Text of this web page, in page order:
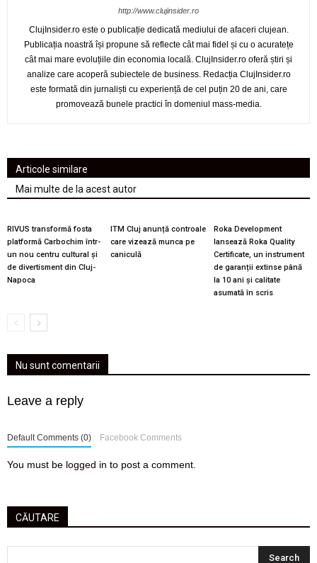
http://www.clujinsider.ro
ClujInsider.ro este o publicație dedicată mediului de afaceri clujean.
Publicația noastră își propune să reflecte cât mai fidel și cu o acuratețe
cât mai mare evoluțiile din economia locală. ClujInsider.ro oferă știri și
analize care acoperă subiectele de business. Redacția ClujInsider.ro
este formată din jurnaliști cu experiență de cel puțin 20 de ani, care
promovează bunele practici în domeniul mass-media.
Articole similare
Mai multe de la acest autor
RIVUS transformă fosta
platformă Carbochim într-
un nou centru cultural și
de divertisment din Cluj-
Napoca
ITM Cluj anunță controale
care vizează munca pe
caniculă
Roka Development
lansează Roka Quality
Certificate, un instrument
de garanții extinse până
la 10 ani și calitate
asumată în scris
Nu sunt comentarii
Leave a reply
Default Comments (0) Facebook Comments
You must be logged in to post a comment.
CĂUTARE